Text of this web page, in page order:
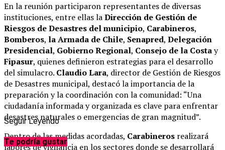
En la reunión participaron representantes de diversas
instituciones, entre ellas laDirección de Gestión de
Riesgos de Desastres del municipio, Carabineros,
Bomberos, la Armada de Chile, Senapred, Delegación
Presidencial, Gobierno Regional, Consejo de la Costay
Fipasur, quienes definieron estrategias para el desarrollo
del simulacro. Claudio Lara, director de Gestión de Riesgos
de Desastres municipal, destacó la importancia de la
preparación y la coordinación con la comunidad: “Una
ciudadanía informada y organizada es clave para enfrentar
desastres naturales o emergencias de gran magnitud”.
Dentro de las medidas acordadas, Carabineros realizará
labores de vigilancia en los sectores donde se desarrollará
Seguir Leyendo
Te podría gustar